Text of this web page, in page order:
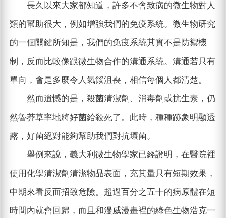
長久以來大家都知道，許多不會致病的微生物對人
類的幫助很大，例如增強我們的免疫系統。微生物研究
的一個關鍵所知是，我們的免疫系統其實不是防禦機
制，反而比較像跟微生物合作的溝通系統。溝通若只有
單向，會是多麼令人氣餒沮喪，相信每個人都清楚。
然而遺憾的是，殺菌清潔劑、消毒劑或抗生素，仍
然魯莽草率地將好菌給殺死了。此時，種種跡象明顯透
露，好菌絕對能夠幫助我們對抗壞菌。
舉例來說，義大利微生物學家已經證明，在醫院裡
使用化學清潔劑清潔物品表面，充其量只有短期效果，
中期來看反而招致危險。超過百分之五十的病原體在短
時間內就會回歸，而且和漫威漫畫裡的綠色生物浩克一